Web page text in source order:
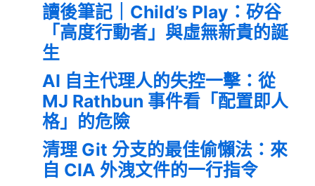
讀後筆記｜Child’s Play：矽谷
「高度行動者」與虛無新貴的誕
生
AI 自主代理人的失控一擊：從
MJ Rathbun 事件看「配置即人
格」的危險
清理 Git 分支的最佳偷懶法：來
自 CIA 外洩文件的一行指令